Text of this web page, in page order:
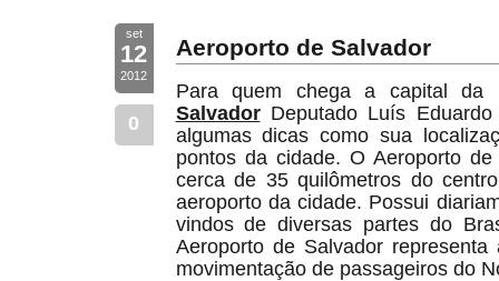
set
12
2012
0
Aeroporto de Salvador
Para quem chega a capital da
SalvadorDeputado Luís
algumas dicas como sua
pontos da cidade. O Aeroporto
cerca de 35 quilômetros do
aeroporto da cidade. Possui
vindos de diversas partes do
Aeroporto de Salvador representa
movimentação de passageiros do